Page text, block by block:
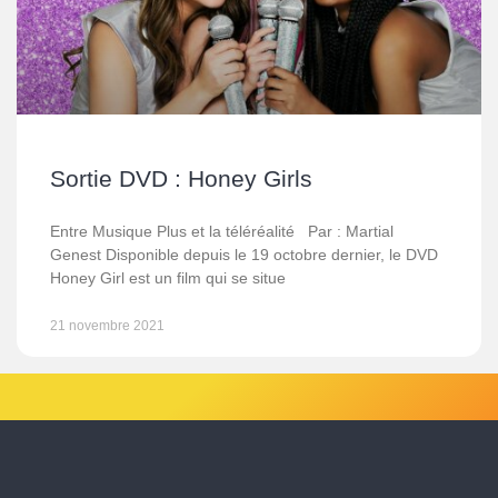
Sortie DVD : Honey Girls
Entre Musique Plus et la téléréalité Par : Martial
Genest Disponible depuis le 19 octobre dernier, le DVD
Honey Girl est un film qui se situe
21 novembre 2021